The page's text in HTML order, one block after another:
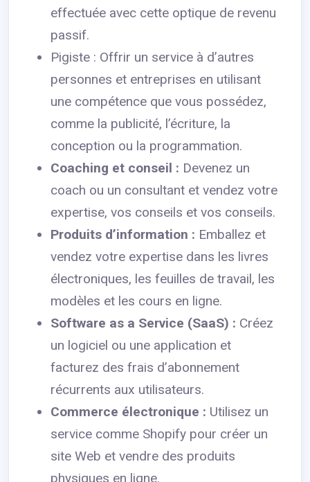
effectuée avec cette optique de revenu
passif.
Pigiste : Offrir un service à d’autres
personnes et entreprises en utilisant
une compétence que vous possédez,
comme la publicité, l’écriture, la
conception ou la programmation.
Coaching et conseil : Devenez un
coach ou un consultant et vendez votre
expertise, vos conseils et vos conseils.
Produits d’information : Emballez et
vendez votre expertise dans les livres
électroniques, les feuilles de travail, les
modèles et les cours en ligne.
Software as a Service (SaaS) : Créez
un logiciel ou une application et
facturez des frais d’abonnement
récurrents aux utilisateurs.
Commerce électronique : Utilisez un
service comme Shopify pour créer un
site Web et vendre des produits
physiques en ligne.